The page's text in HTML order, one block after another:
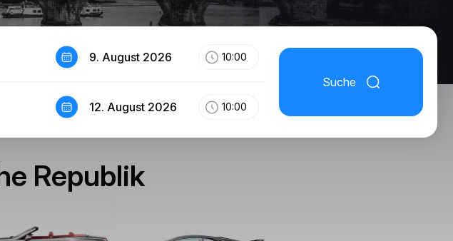
9. August 2026 10:00
12. August 2026 10:00
Suche
Republik